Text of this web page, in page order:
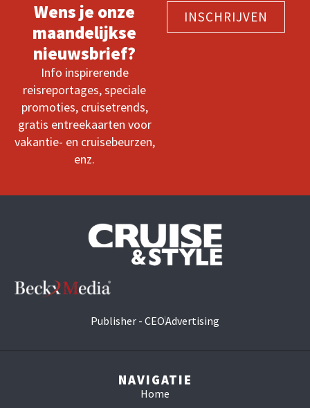
Wens je onze
maandelijkse
nieuwsbrief?
Info inspirerende
reisreportages, speciale
promoties, cruisetrends,
gratis entreekaarten voor
vakantie- en cruisebeurzen,
enz.
INSCHRIJVEN
Publisher - CEOAdvertising
NAVIGATIE
Home